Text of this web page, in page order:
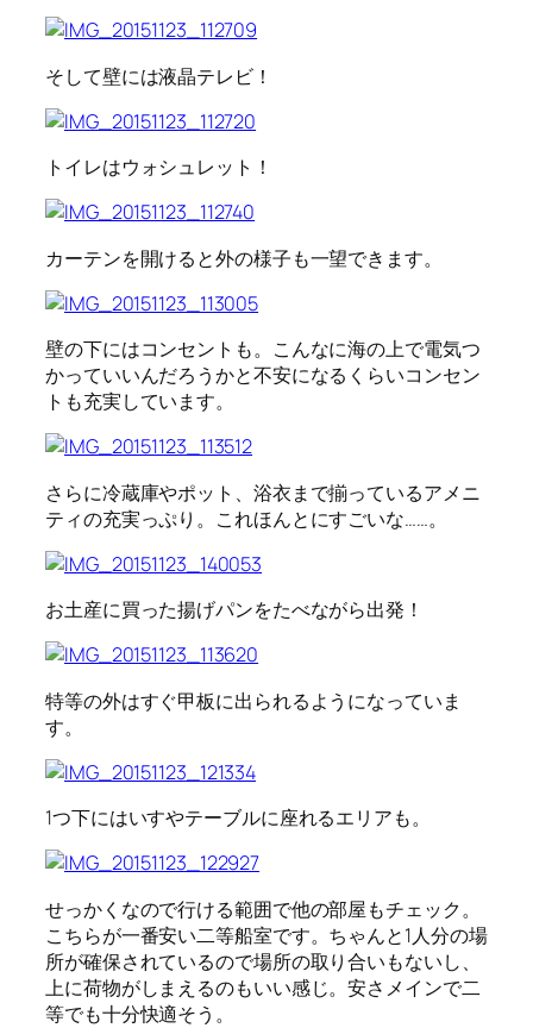
そして壁には液晶テレビ！
トイレはウォシュレット！
カーテンを開けると外の様子も一望できます。
壁の下にはコンセントも。こんなに海の上で電気つ
かっていいんだろうかと不安になるくらいコンセン
トも充実しています。
さらに冷蔵庫やポット、浴衣まで揃っているアメニ
ティの充実っぷり。これほんとにすごいな……。
お土産に買った揚げパンをたべながら出発！
特等の外はすぐ甲板に出られるようになっていま
す。
1つ下にはいすやテーブルに座れるエリアも。
せっかくなので行ける範囲で他の部屋もチェック。
こちらが一番安い二等船室です。ちゃんと1人分の場
所が確保されているので場所の取り合いもないし、
上に荷物がしまえるのもいい感じ。安さメインで二
等でも十分快適そう。